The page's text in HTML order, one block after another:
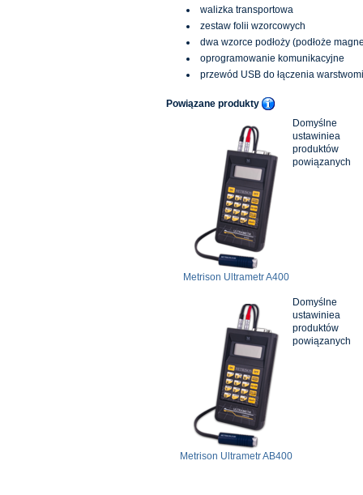
walizka transportowa
zestaw folii wzorcowych
dwa wzorce podłoży (podłoże
oprogramowanie komunikacyjne
przewód USB do łączenia
Powiązane produkty
Metrison Ultrametr A400
Domyślne
ustawiniea
produktów
powiązanych
Metrison Ultrametr AB400
Domyślne
ustawiniea
produktów
powiązanych